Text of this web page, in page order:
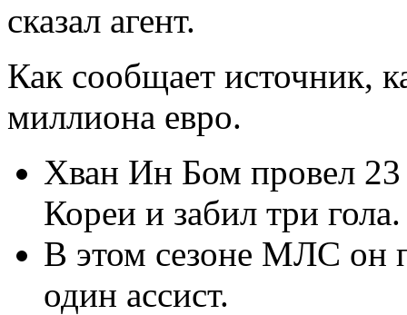
сказал агент.
Как сообщает источник,
миллиона евро.
Хван Ин Бом провел
Кореи и забил три гола.
В этом сезоне МЛС он
один ассист.